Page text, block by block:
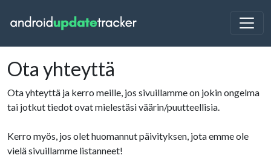
Ota yhteyttä
Ota yhteyttä ja kerro meille, jos sivuillamme on jokin ongelma
tai jotkut tiedot ovat mielestäsi väärin/puutteellisia.
Kerro myös, jos olet huomannut päivityksen, jota emme ole
vielä sivuillamme listanneet!